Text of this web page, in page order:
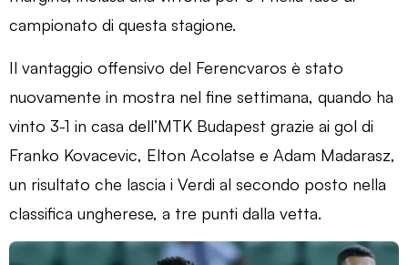
campionato di questa stagione.
Il vantaggio offensivo del Ferencvaros è stato
nuovamente in mostra nel fine settimana, quando ha
vinto 3-1 in casa dell’MTK Budapest grazie ai gol di
Franko Kovacevic, Elton Acolatse e Adam Madarasz,
un risultato che lascia i Verdi al secondo posto nella
classifica ungherese, a tre punti dalla vetta.